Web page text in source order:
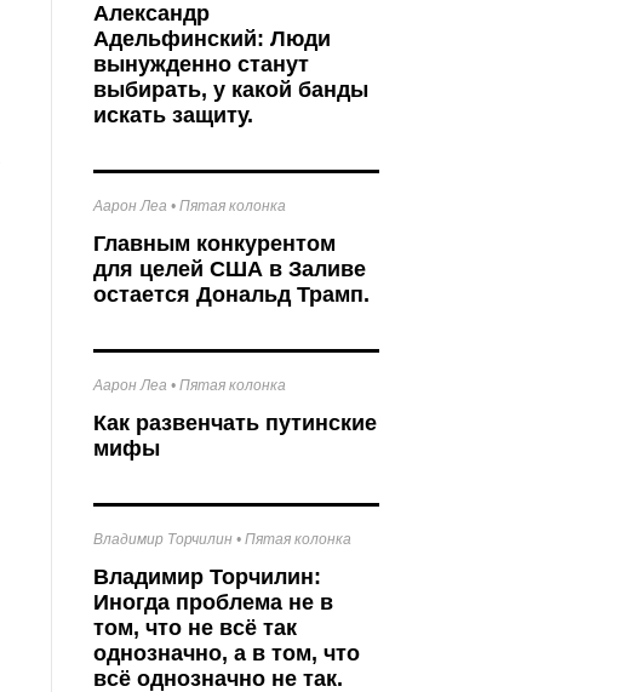
Александр
Адельфинский: Люди
вынужденно станут
выбирать, у какой банды
искать защиту.
Аарон Леа • Пятая колонка
Главным конкурентом
для целей США в Заливе
остается Дональд Трамп.
Аарон Леа • Пятая колонка
Как развенчать путинские
мифы
Владимир Торчилин • Пятая колонка
Владимир Торчилин:
Иногда проблема не в
том, что не всё так
однозначно, а в том, что
всё однозначно не так.